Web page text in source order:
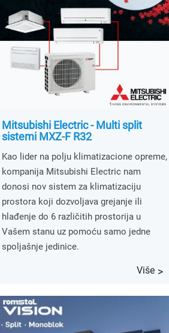
Mitsubishi Electric - Multi split
sistemi MXZ-F R32
Kao lider na polju klimatizacione opreme,
kompanija Mitsubishi Electric nam
donosi nov sistem za klimatizaciju
prostora koji dozvoljava grejanje ili
hlađenje do 6 različitih prostorija u
Vašem stanu uz pomoću samo jedne
spoljašnje jedinice.
Više